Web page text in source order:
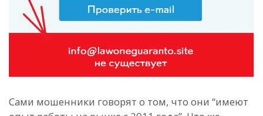
Сами мошенники говорят о том, что они “имеют